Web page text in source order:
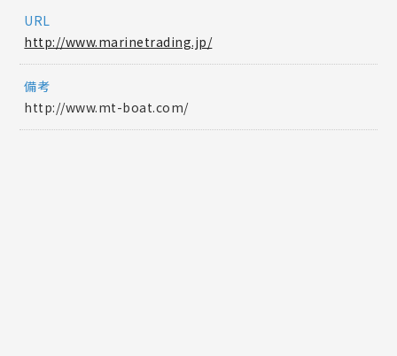
URL
http://www.marinetrading.jp/
備考
http://www.mt-boat.com/